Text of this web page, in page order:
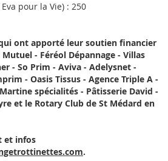
pour la Vie) : 250
ont apporté leur soutien financier
Mutuel - Féréol Dépannage - Villas
- So Prim - Aviva - Adelysnet -
- Oasis Tissus - Agence Triple A -
spécialités - Pâtisserie David -
et le Rotary Club de St Médard en
et infos
.